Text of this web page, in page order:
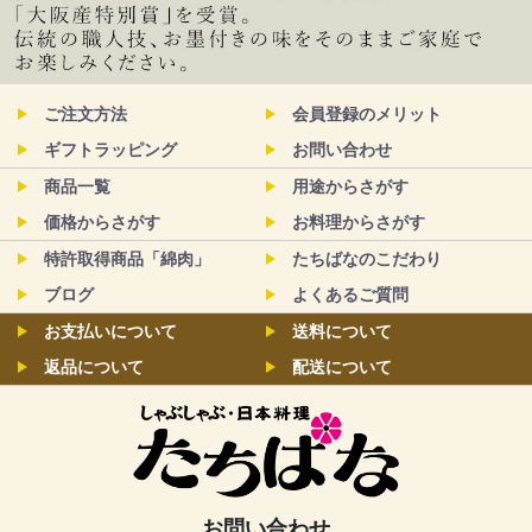
ご注文方法
会員登録のメリット
ギフトラッピング
お問い合わせ
商品一覧
用途からさがす
価格からさがす
お料理からさがす
特許取得商品「綿肉」
たちばなのこだわり
ブログ
よくあるご質問
お支払いについて
送料について
返品について
配送について